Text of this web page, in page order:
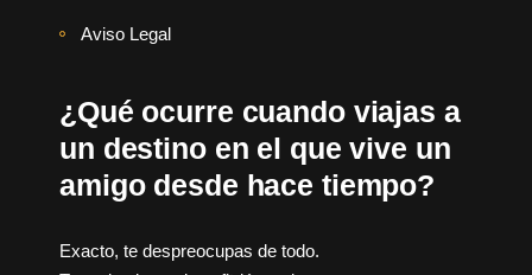
Aviso Legal
¿Qué ocurre cuando viajas a
un destino en el que vive un
amigo desde hace tiempo?
Exacto, te despreocupas de todo.